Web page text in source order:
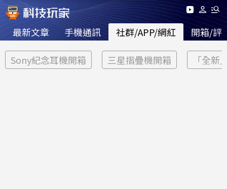
最新文章 手機通訊 社群/APP/網紅 開箱/評
Sony紀念耳機開箱 三星摺疊機開箱 「全新